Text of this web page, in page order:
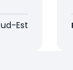
Est